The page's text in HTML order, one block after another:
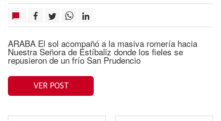
ARABA El sol acompañó a la masiva romería hacia
Nuestra Señora de Estíbaliz donde los fieles se
repusieron de un frío San Prudencio
VER POST